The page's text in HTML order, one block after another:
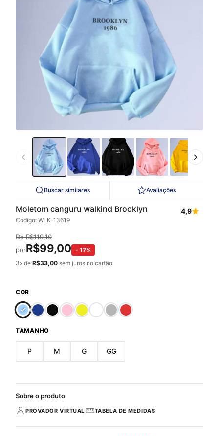
Buscar similares Avaliações
Moletom canguru walkind Brooklyn
Código: WLK-13619
4,9
DeR$119,10
porR$99,00 - 17%
3x de R$33,00 sem juros no cartão
COR
TAMANHO
P M G GG
Sobre o produto:
PROVADOR VIRTUAL TABELA DE MEDIDAS